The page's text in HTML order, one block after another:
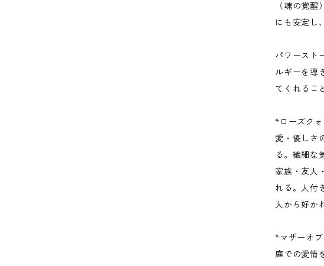
（魂の覚
にも安定し
パワースト
ルギーを導
てくれるこ
*ローズク
愛・優しさ
る。繊細な
家族・友人
れる。人付
人から好か
*マザーオ
庭での愛情